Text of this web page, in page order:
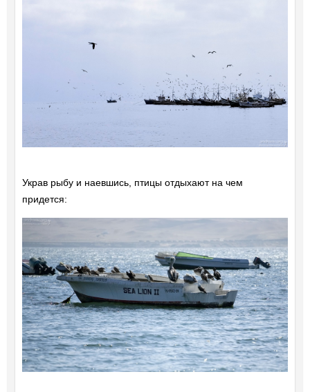
Украв рыбу и наевшись, птицы отдыхают на чем
придется: